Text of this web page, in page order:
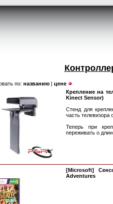
по: названию | цене
Крепление на
Kinect Sensor)
Стенд для
часть телевизора
Теперь при
переживать о
[Microsoft]
Adventures